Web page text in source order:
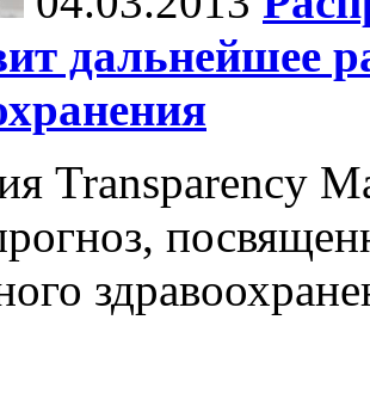
дальнейшее
Transparency